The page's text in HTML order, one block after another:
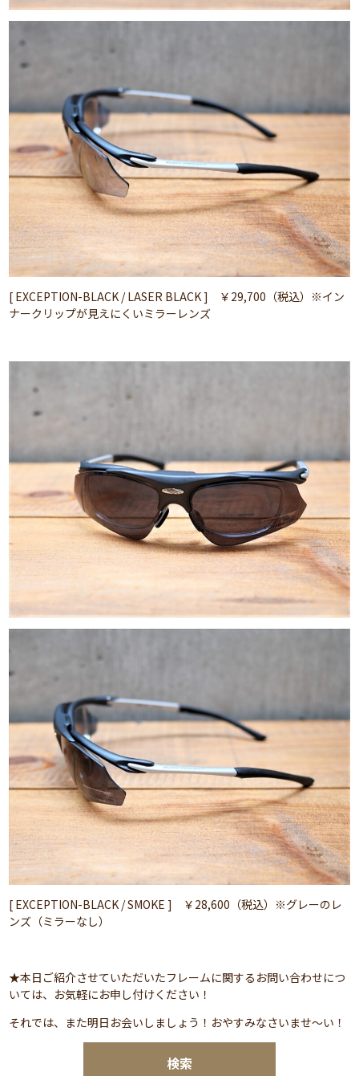
検索
[ EXCEPTION-BLACK / LASER BLACK ] ￥29,700（税込）※イン
ナークリップが見えにくいミラーレンズ
[ EXCEPTION-BLACK / SMOKE ] ￥28,600（税込）※グレーのレ
ンズ（ミラーなし）
★本日ご紹介させていただいたフレームに関するお問い合わせにつ
いては、お気軽にお申し付けください！
それでは、また明日お会いしましょう！おやすみなさいませ～い！